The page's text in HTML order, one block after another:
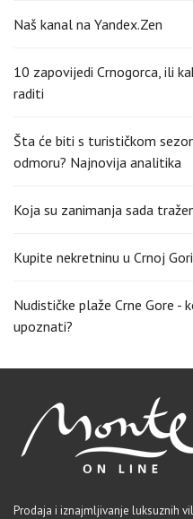
Naš kanal na Yandex.Zen
10 zapovijedi Crnogorca, ili
raditi
Šta će biti s turističkom
odmoru? Najnovija analitika
Koja su zanimanja sada
Kupite nekretninu u Crnoj
Nudističke plaže Crne Gore -
upoznati?
Prodaja i iznajmljivanje luksuznih